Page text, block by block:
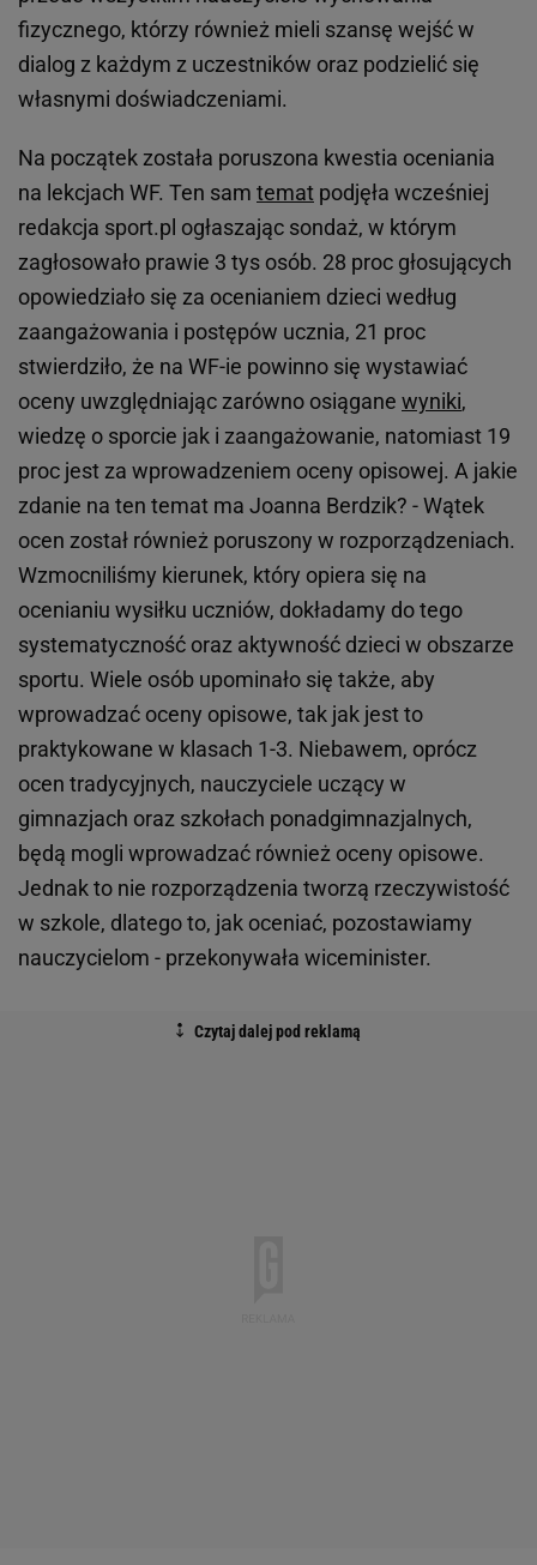
fizycznego, którzy również mieli szansę wejść w
dialog z każdym z uczestników oraz podzielić się
własnymi doświadczeniami.
Na początek została poruszona kwestia oceniania
na lekcjach WF. Ten sam temat podjęła wcześniej
redakcja sport.pl ogłaszając sondaż, w którym
zagłosowało prawie 3 tys osób. 28 proc głosujących
opowiedziało się za ocenianiem dzieci według
zaangażowania i postępów ucznia, 21 proc
stwierdziło, że na WF-ie powinno się wystawiać
oceny uwzględniając zarówno osiągane wyniki,
wiedzę o sporcie jak i zaangażowanie, natomiast 19
proc jest za wprowadzeniem oceny opisowej. A jakie
zdanie na ten temat ma Joanna Berdzik? - Wątek
ocen został również poruszony w rozporządzeniach.
Wzmocniliśmy kierunek, który opiera się na
ocenianiu wysiłku uczniów, dokładamy do tego
systematyczność oraz aktywność dzieci w obszarze
sportu. Wiele osób upominało się także, aby
wprowadzać oceny opisowe, tak jak jest to
praktykowane w klasach 1-3. Niebawem, oprócz
ocen tradycyjnych, nauczyciele uczący w
gimnazjach oraz szkołach ponadgimnazjalnych,
będą mogli wprowadzać również oceny opisowe.
Jednak to nie rozporządzenia tworzą rzeczywistość
w szkole, dlatego to, jak oceniać, pozostawiamy
nauczycielom - przekonywała wiceminister.